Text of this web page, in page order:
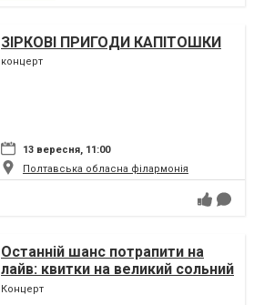
ЗІРКОВІ ПРИГОДИ КАПІТОШКИ
концерт
13 вересня, 11:00
Полтавська обласна філармонія
Останній шанс потрапити на
лайв: квитки на великий сольний
концерт Nikow у Полтаві
Концерт